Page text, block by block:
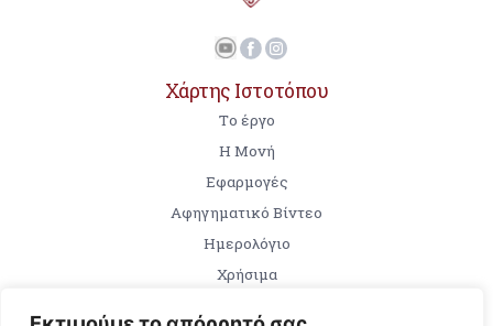
Χάρτης Ιστοτόπου
Tο έργο
Η Μονή
Εφαρμογές
Αφηγηματικό Βίντεο
Ημερολόγιο
Χρήσιμα